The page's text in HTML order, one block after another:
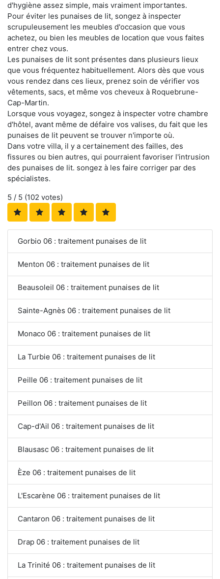
d'hygiène assez simple, mais vraiment importantes.
Pour éviter les punaises de lit, songez à inspecter
scrupuleusement les meubles d'occasion que vous
achetez, ou bien les meubles de location que vous faites
entrer chez vous.
Les punaises de lit sont présentes dans plusieurs lieux
que vous fréquentez habituellement. Alors dès que vous
vous rendez dans ces lieux, prenez soin de vérifier vos
vêtements, sacs, et même vos cheveux à Roquebrune-
Cap-Martin.
Lorsque vous voyagez, songez à inspecter votre chambre
d'hôtel, avant même de défaire vos valises, du fait que les
punaises de lit peuvent se trouver n'importe où.
Dans votre villa, il y a certainement des failles, des
fissures ou bien autres, qui pourraient favoriser l'intrusion
des punaises de lit. songez à les faire corriger par des
spécialistes.
5 / 5 (102 votes)
Gorbio 06 : traitement punaises de lit
Menton 06 : traitement punaises de lit
Beausoleil 06 : traitement punaises de lit
Sainte-Agnès 06 : traitement punaises de lit
Monaco 06 : traitement punaises de lit
La Turbie 06 : traitement punaises de lit
Peille 06 : traitement punaises de lit
Peillon 06 : traitement punaises de lit
Cap-d'Ail 06 : traitement punaises de lit
Blausasc 06 : traitement punaises de lit
Èze 06 : traitement punaises de lit
L'Escarène 06 : traitement punaises de lit
Cantaron 06 : traitement punaises de lit
Drap 06 : traitement punaises de lit
La Trinité 06 : traitement punaises de lit